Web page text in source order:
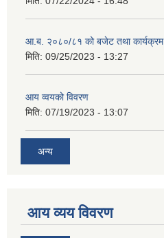
आ.ब. २०८०/८१ को बजेट तथा कार्यक्रम
मिति: 09/25/2023 - 13:27
आय व्वयको विवरण
मिति: 07/19/2023 - 13:07
अन्य
आय व्यय विवरण